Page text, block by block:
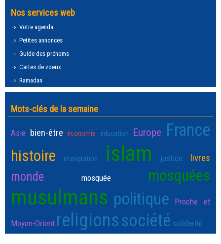
Nos services web
Votre agenda
Petites annonces
Guide des prénoms
Cartes de voeux
Ramadan
Mots-clés de la semaine
Asie bien-être économie éducation Europe France
histoire immigration islam justice livres
monde mosquée mosquées
musulmans politique Proche et
Moyen-Orient religionssociété solidarité